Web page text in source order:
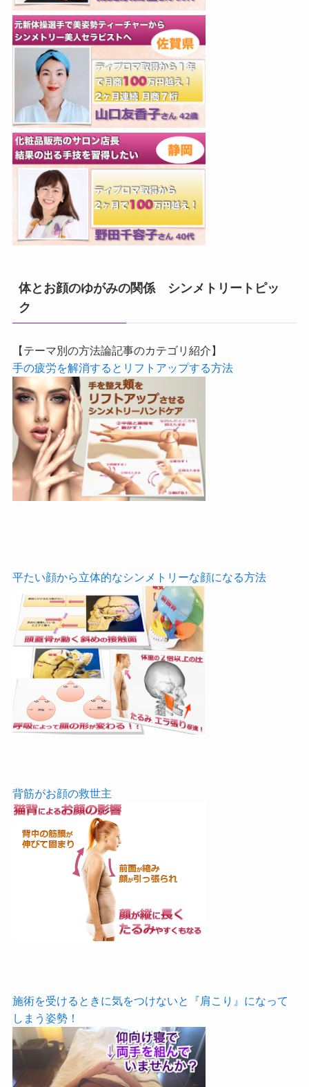
体とお顔のゆがみの関係 シンメトリートピッ
ク
【テーマ別の方法論記事のカテゴリ紹介】
手の疲労を解消するとリフトアップする方法
平たい顔から立体的なシンメトリーな顔になる方法
背筋がお顔の救世主
施術を受けるときに気をつけないと『肩こり』になって
しまう姿勢！